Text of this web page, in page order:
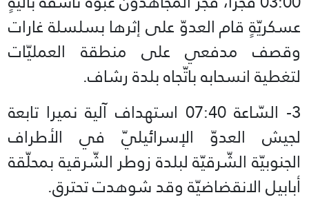
عسكريّةٍ قام العدوّ على إثرها بسلسلة غارات
وقصف مدفعي على منطقة العمليّات
لتغطية انسحابه باتّجاه بلدة رشاف.
3- السّاعة 07:40 استهداف آلية نميرا تابعة
لجيش العدوّ الإسرائيليّ في الأطراف
الجنوبيّة الشّرقيّة لبلدة زوطر الشّرقية بمحلّقة
أبابيل الانقضاضيّة وقد شوهدت تحترق.